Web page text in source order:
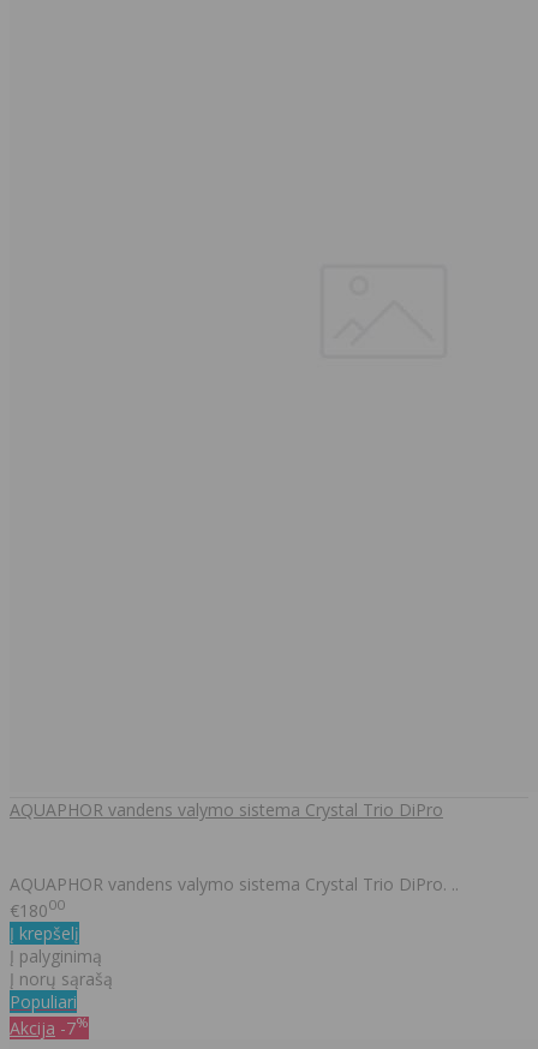
AQUAPHOR vandens valymo sistema Crystal Trio DiPro
AQUAPHOR vandens valymo sistema Crystal Trio DiPro. ..
€18000
Į krepšelį
Į palyginimą
Į norų sąrašą
Populiari
Akcija -7%